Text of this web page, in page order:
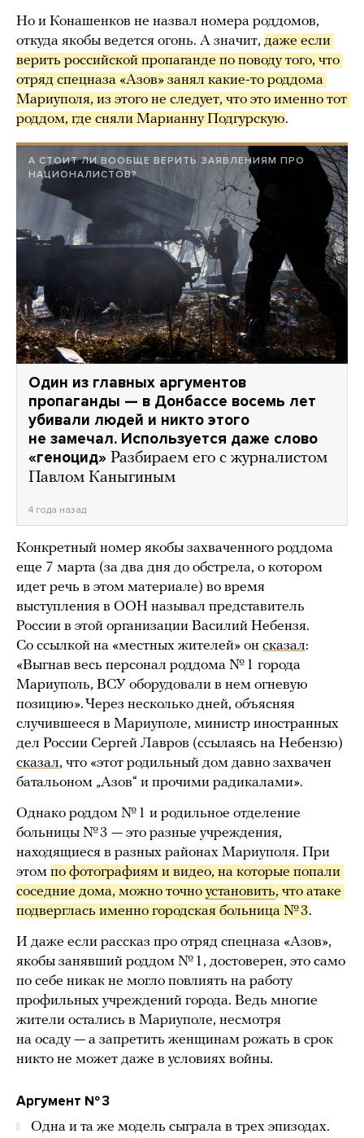
Но и Конашенков не назвал номера роддомов,
откуда якобы ведется огонь. А значит, даже если
верить российской пропаганде по поводу того, что
отряд спецназа «Азов» занял какие-то роддома
Мариуполя, из этого не следует, что это именно тот
роддом, где сняли Марианну Подгурскую.
А СТОИТ ЛИ ВООБЩЕ ВЕРИТЬ ЗАЯВЛЕНИЯМ ПРО
НАЦИОНАЛИСТОВ?
Один из главных аргументов
пропаганды — в Донбассе восемь лет
убивали людей и никто этого
не замечал. Используется даже слово
«геноцид» Разбираем его с журналистом
Павлом Каныгиным
4 года назад
Конкретный номер якобы захваченного роддома
еще 7 марта (за два дня до обстрела, о котором
идет речь в этом материале) во время
выступления в ООН называл представитель
России в этой организации Василий Небензя.
Со ссылкой на «местных жителей» он сказал:
«Выгнав весь персонал роддома № 1 города
Мариуполь, ВСУ оборудовали в нем огневую
позицию». Через несколько дней, объясняя
случившееся в Мариуполе, министр иностранных
дел России Сергей Лавров (ссылаясь на Небензю)
сказал, что «этот родильный дом давно захвачен
батальоном „Азов“ и прочими радикалами».
Однако роддом № 1 и родильное отделение
больницы № 3 — это разные учреждения,
находящиеся в разных районах Мариуполя. При
этом по фотографиям и видео, на которые попали
соседние дома, можно точно установить, что атаке
подверглась именно городская больница № 3.
И даже если рассказ про отряд спецназа «Азов»,
якобы занявший роддом № 1, достоверен, это само
по себе никак не могло повлиять на работу
профильных учреждений города. Ведь многие
жители остались в Мариуполе, несмотря
на осаду — а запретить женщинам рожать в срок
никто не может даже в условиях войны.
Аргумент № 3
Одна и та же модель сыграла в трех эпизодах.